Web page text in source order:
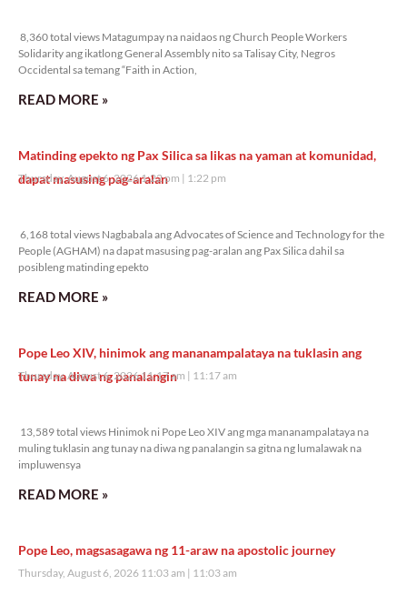
8,360 total views Matagumpay na naidaos ng Church People Workers
Solidarity ang ikatlong General Assembly nito sa Talisay City, Negros
Occidental sa temang “Faith in Action,
READ MORE »
Matinding epekto ng Pax Silica sa likas na yaman at komunidad,
dapat masusing pag-aralan
Thursday, August 6, 2026 1:22 pm 1:22 pm
6,168 total views Nagbabala ang Advocates of Science and Technology for the
People (AGHAM) na dapat masusing pag-aralan ang Pax Silica dahil sa
posibleng matinding epekto
READ MORE »
Pope Leo XIV, hinimok ang mananampalataya na tuklasin ang
tunay na diwa ng panalangin
Thursday, August 6, 2026 11:17 am 11:17 am
13,589 total views Hinimok ni Pope Leo XIV ang mga mananampalataya na
muling tuklasin ang tunay na diwa ng panalangin sa gitna ng lumalawak na
impluwensya
READ MORE »
Pope Leo, magsasagawa ng 11-araw na apostolic journey
Thursday, August 6, 2026 11:03 am 11:03 am